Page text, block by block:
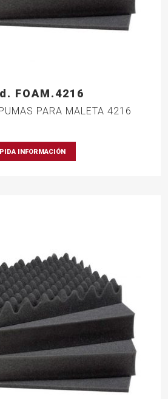
FOAM.4216
PARA MALETA 4216
PIDA INFORMACIÓN